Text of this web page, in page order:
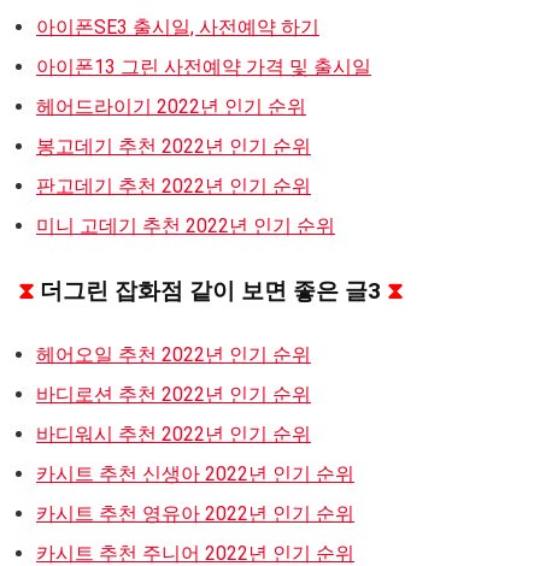
아이폰SE3 출시일, 사전예약 하기
아이폰13 그린 사전예약 가격 및 출시일
헤어드라이기 2022년 인기 순위
봉고데기 추천 2022년 인기 순위
판고데기 추천 2022년 인기 순위
미니 고데기 추천 2022년 인기 순위
⧗ 더그린 잡화점 같이 보면 좋은 글3 ⧗
헤어오일 추천 2022년 인기 순위
바디로션 추천 2022년 인기 순위
바디워시 추천 2022년 인기 순위
카시트 추천 신생아 2022년 인기 순위
카시트 추천 영유아 2022년 인기 순위
카시트 추천 주니어 2022년 인기 순위